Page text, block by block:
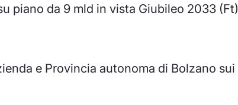
piano da 9 mld in vista Giubileo 2033 (Ft)
e Provincia autonoma di Bolzano sui